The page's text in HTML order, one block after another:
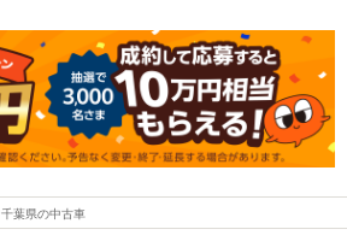
千葉県の中古車